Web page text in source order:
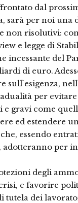
dal
sarà per noi una
non risolutivi:
e legge di
incessante del
di euro.
sull`esigenza,
per
gravi come
ed estendere
essendo
adotteranno per
degli
e favorire
tutela dei